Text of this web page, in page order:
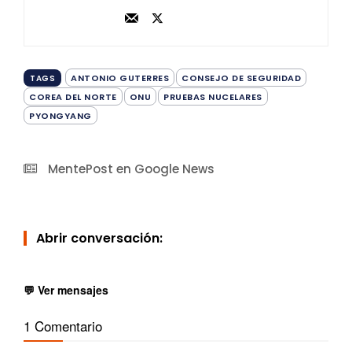
TAGS ANTONIO GUTERRES
CONSEJO DE SEGURIDAD
COREA DEL NORTE
ONU
PRUEBAS NUCELARES
PYONGYANG
MentePost en Google News
Abrir conversación:
💬 Ver mensajes
1 Comentario